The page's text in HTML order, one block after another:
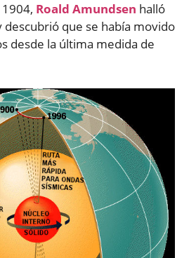
Roald Amundsen halló
descubrió que se había movido
desde la última medida de